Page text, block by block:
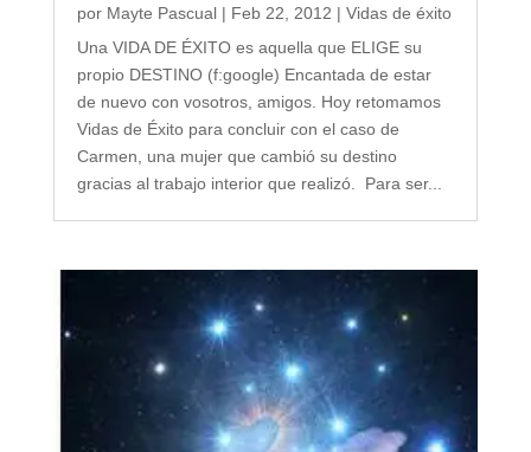
por Mayte Pascual| Feb 22, 2012 | Vidas de éxito
Una VIDA DE ÉXITO es aquella que ELIGE su
propio DESTINO (f:google) Encantada de estar
de nuevo con vosotros, amigos. Hoy retomamos
Vidas de Éxito para concluir con el caso de
Carmen, una mujer que cambió su destino
gracias al trabajo interior que realizó. Para ser...